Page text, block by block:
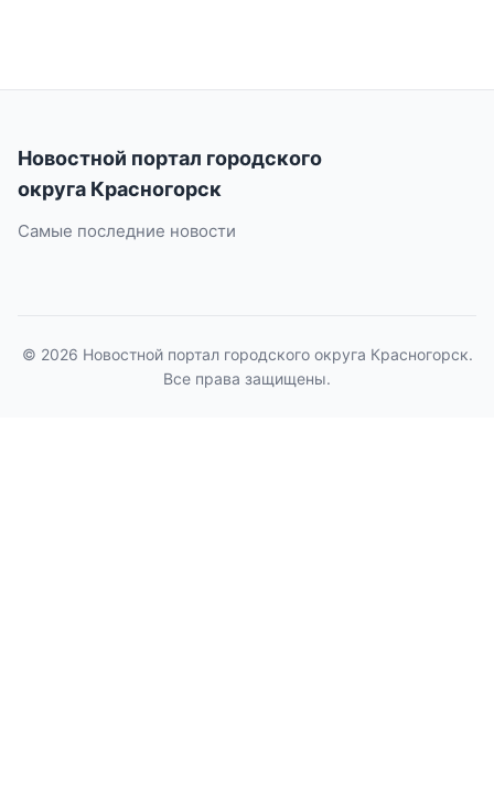
Новостной портал городского
округа Красногорск
Самые последние новости
© 2026 Новостной портал городского округа Красногорск.
Все права защищены.